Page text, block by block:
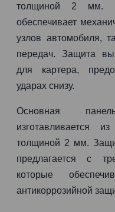
толщиной 2 мм.
обеспечивает
узлов автомобиля,
передач. Защита
для картера,
ударах снизу.
Основная
изготавливается
толщиной 2 мм.
предлагается с
которые
антикоррозийной